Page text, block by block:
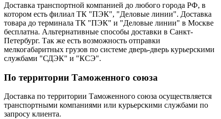
Доставка транспортной компанией до любого города РФ, в
котором есть филиал ТК "ПЭК", "Деловые линии". Доставка
товара до терминала ТК "ПЭК" и "Деловые линии" в Москве
бесплатна. Альтернативные способы доставки в Санкт-
Петербург. Так же есть возможность отправки
мелкогабаритных грузов по системе дверь-дверь курьерскими
службами "СДЭК" и "КСЭ".
По территории Таможенного союза
Доставка по территории Таможенного союза осуществляется
транспортными компаниями или курьерскими службами по
запросу клиента.